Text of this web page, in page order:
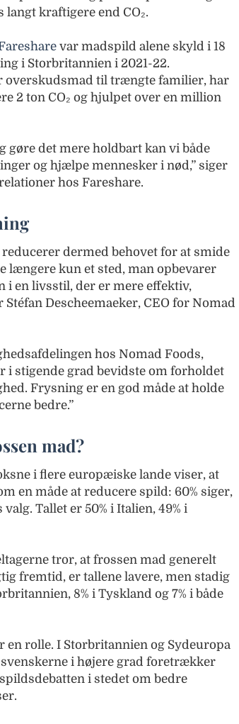
kraftigere end CO₂.
var madspild alene skyld i 18
i Storbritannien i 2021-22.
overskudsmad til trængte familier, har
2 ton CO₂ og hjulpet over en million
gøre det mere holdbart kan vi både
og hjælpe mennesker i nød,” siger
hos Fareshare.
dermed behovet for at smide
længere kun et sted, man opbevarer
i en livsstil, der er mere effektiv,
Descheemaeker, CEO for Nomad
hos Nomad Foods,
stigende grad bevidste om forholdet
Frysning er en god måde at holde
bedre.”
mad?
i flere europæiske lande viser, at
en måde at reducere spild: 60% siger,
Tallet er 50% i Italien, 49% i
tror, at frossen mad generelt
fremtid, er tallene lavere, men stadig
8% i Tyskland og 7% i både
en rolle. I Storbritannien og Sydeuropa
i højere grad foretrækker
i stedet om bedre